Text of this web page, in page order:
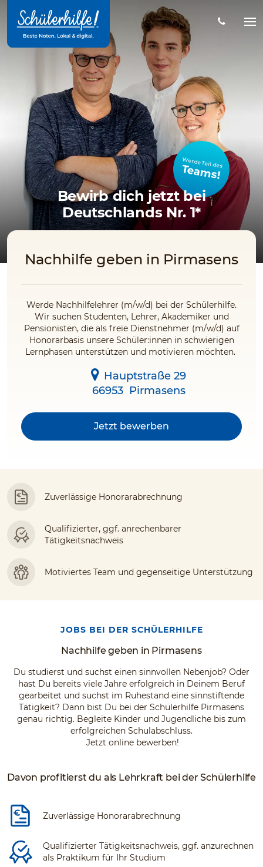
Hauptinhalt
Werde Teil des
Teams!
Bewirb dich jetzt bei
Deutschlands Nr. 1*
Nachhilfe geben in Pirmasens
Werde Nachhilfelehrer (m/w/d) bei der Schülerhilfe.
Wir suchen Studenten, Lehrer, Akademiker und
Pensionisten, die als freie Dienstnehmer (m/w/d) auf
Honorarbasis unsere Schüler:innen in schwierigen
Lernphasen unterstützen und motivieren möchten.
Hauptstraße 29
66953 Pirmasens
Jetzt bewerben
Zuverlässige Honorarabrechnung
Qualifizierter, ggf. anrechenbarer
Tätigkeitsnachweis
Motiviertes Team und gegenseitige Unterstützung
JOBS BEI DER SCHÜLERHILFE
Nachhilfe geben in Pirmasens
Du studierst und suchst einen sinnvollen Nebenjob? Oder
hast Du bereits viele Jahre erfolgreich in Deinem Beruf
gearbeitet und suchst im Ruhestand eine sinnstiftende
Tätigkeit? Dann bist Du bei der Schülerhilfe Pirmasens
genau richtig. Begleite Kinder und Jugendliche bis zum
erfolgreichen Schulabschluss.
Jetzt online bewerben!
Davon profitierst du als Lehrkraft bei der Schülerhilfe
Zuverlässige Honorarabrechnung
Qualifizierter Tätigkeitsnachweis, ggf. anzurechnen
als Praktikum für Ihr Studium